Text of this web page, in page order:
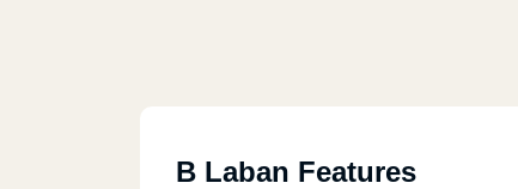
B Laban Features